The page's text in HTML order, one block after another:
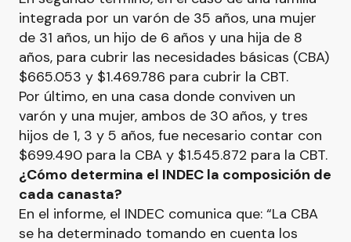
integrada por un varón de 35 años, una mujer
de 31 años, un hijo de 6 años y una hija de 8
años, para cubrir las necesidades básicas (CBA)
$665.053 y $1.469.786 para cubrir la CBT.
Por último, en una casa donde conviven un
varón y una mujer, ambos de 30 años, y tres
hijos de 1, 3 y 5 años, fue necesario contar con
$699.490 para la CBA y $1.545.872 para la CBT.
¿Cómo determina el INDEC la composición de
cada canasta?
En el informe, el INDEC comunica que: “La CBA
se ha determinado tomando en cuenta los